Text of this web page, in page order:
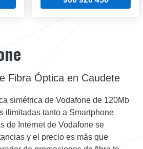
Fibra Óptica en Caudete
simétrica de Vodafone de 120Mb
ilimitadas tanto a Smartphone
de Internet de Vodafone se
y el precio es más que